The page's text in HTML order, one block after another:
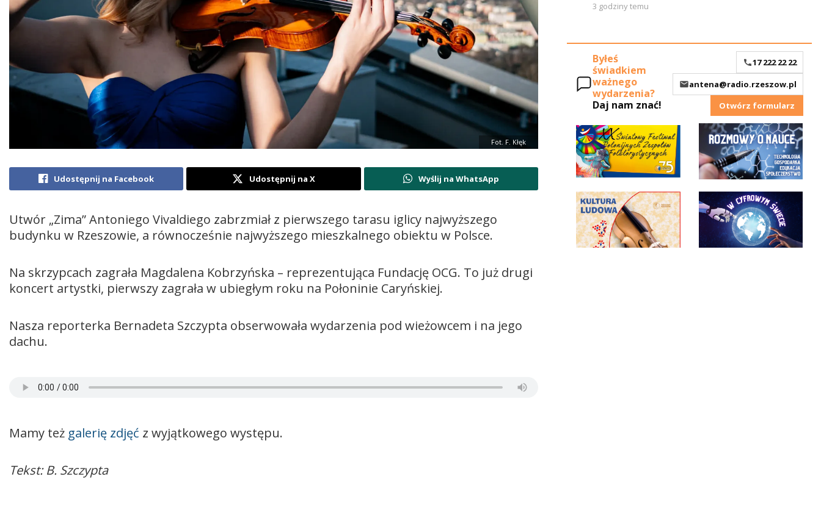
Fot. F. Kłęk
Udostępnij na Facebook Udostępnij na X Wyślij na WhatsApp
Utwór „Zima” Antoniego Vivaldiego zabrzmiał z pierwszego tarasu iglicy najwyższego
budynku w Rzeszowie, a równocześnie najwyższego mieszkalnego obiektu w Polsce.
Na skrzypcach zagrała Magdalena Kobrzyńska – reprezentująca Fundację OCG. To już drugi
koncert artystki, pierwszy zagrała w ubiegłym roku na Połoninie Caryńskiej.
Nasza reporterka Bernadeta Szczypta obserwowała wydarzenia pod wieżowcem i na jego
dachu.
Mamy też galerię zdjęć z wyjątkowego występu.
Tekst: B. Szczypta
3 godziny temu
Byłeś
świadkiem
ważnego
wydarzenia?
Daj nam znać!
17 222 22 22
antena@radio.rzeszow.pl
Otwórz formularz